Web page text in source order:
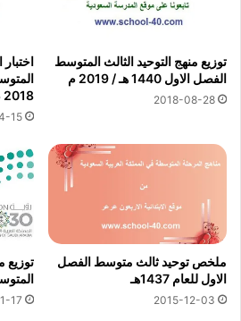
توزيع منهج التوحيد الثالث المتوسط
الفصل الاول 1440 هـ / 2019 م
2018-08-28
اختبار
2018 م
15
ملخص توحيد ثالث متوسط الفصل
الاول للعام 1437هـ
2015-12-03
توزيع
المتوسط
17